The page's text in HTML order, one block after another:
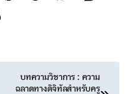
บทความวิชาการ : ความ
ฉลาดทางดิจิทัลสำหรับครู